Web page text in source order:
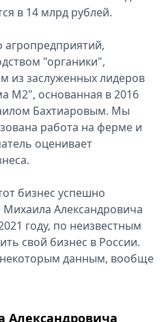
в 14 млрд рублей.
агропредприятий,
"органики",
из заслуженных лидеров
М2", основанная в 2016
Бахтиаровым. Мы
работа на ферме и
оценивает
бизнес успешно
Михаила Александровича
году, по неизвестным
свой бизнес в России.
данным, вообще
Александровича